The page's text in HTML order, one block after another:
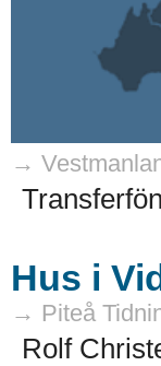
→
Hus i
→ Piteå
Rolf